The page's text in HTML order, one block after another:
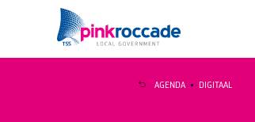
AGENDA DIGITAAL